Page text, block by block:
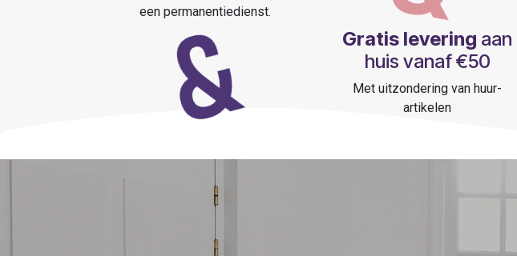
een permanentiedienst.
Gratis levering aan
huis vanaf €50
Met uitzondering van huur-
artikelen